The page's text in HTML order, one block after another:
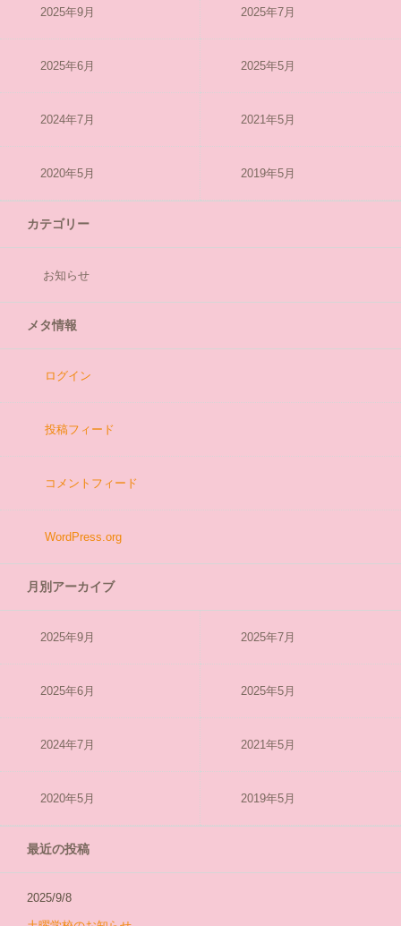
2025年9月 2025年7月
2025年6月 2025年5月
2024年7月 2021年5月
2020年5月 2019年5月
カテゴリー
お知らせ
メタ情報
ログイン
投稿フィード
コメントフィード
WordPress.org
月別アーカイブ
2025年9月 2025年7月
2025年6月 2025年5月
2024年7月 2021年5月
2020年5月 2019年5月
最近の投稿
2025/9/8